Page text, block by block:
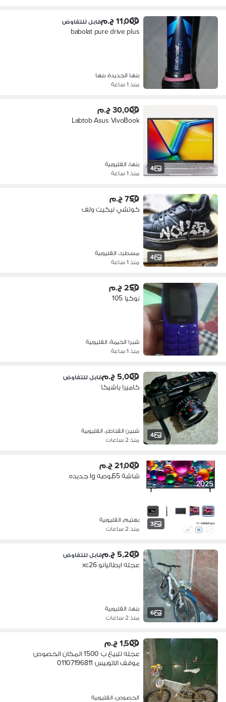
11,000 ج.م قابل للتفاوض
babolat pure drive plus
بنها الجديدة، بنها
منذ 1 ساعة
4
30,000 ج.م
Labtob Asus VivoBook
بنها، القليوبية
منذ 1 ساعة
4
750 ج.م
كوتشي نيكيت ولف
مسطرد، القليوبية
منذ 1 ساعة
250 ج.م
نوكيا 105
شبرا الخيمة، القليوبية
منذ 1 ساعة
4
5,000 ج.م قابل للتفاوض
كاميرا ياشيكا
شبين القناطر، القليوبية
منذ 2 ساعات
3
21,000 ج.م
شاشة 55بوصه lg جديده
بهتيم، القليوبية
منذ 2 ساعات
6
5,200 ج.م قابل للتفاوض
عجله ايطاليانو xc26
بنها، القليوبية
منذ 2 ساعات
1,500 ج.م
عجله للبيع ب 1500 المكان الخصوص
موقف الاتوبيس 01107196811
الخصوص، القليوبية